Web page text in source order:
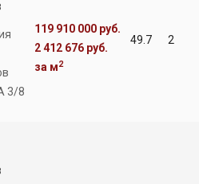
3/8
119 910 000 руб.
2 412 676 руб.
за м2
49.7 2